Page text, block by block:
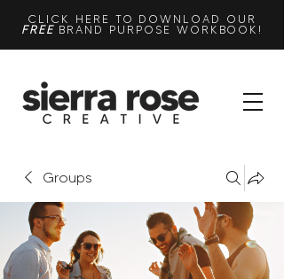
CLICK HERE TO DOWNLOAD OUR
FREEBRAND PURPOSE WORKBOOK!
Groups